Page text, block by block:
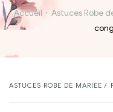
Accueil Astuces Robe
CATEGORIES
ASTUCES ROBE DE MARIÉE